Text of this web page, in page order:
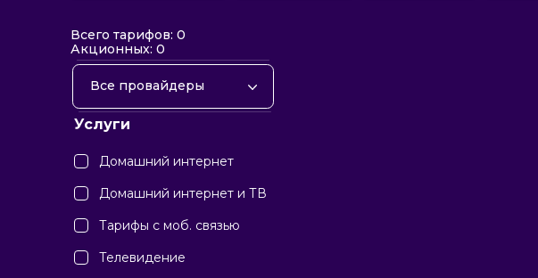
Всего тарифов: 0
Акционных: 0
Все провайдеры
Услуги
Домашний интернет
Домашний интернет и ТВ
Тарифы с моб. связью
Телевидение